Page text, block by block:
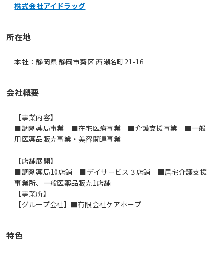
株式会社アイドラッグ
所在地
本社：静岡県 静岡市葵区 西瀬名町21-16
会社概要
【事業内容】
■調剤薬局事業 ■在宅医療事業 ■介護支援事業 ■一般
用医薬品販売事業・美容関連事業
【店舗展開】
■調剤薬局10店舗 ■デイサービス３店舗 ■居宅介護支援
事業所、一般医薬品販売1店舗
【事業所】
【グループ会社】■有限会社ケアホープ
特色